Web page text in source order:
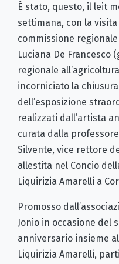
È stato, questo, il leit
settimana, con la
commissione
Luciana De Francesco
regionale
incorniciato la
dell’esposizione
realizzati dall’artista
curata dalla
Silvente, vice rettore
allestita nel Concio
Liquirizia Amarelli a
Promosso
Jonio in occasione del
anniversario insieme
Liquirizia Amarelli,